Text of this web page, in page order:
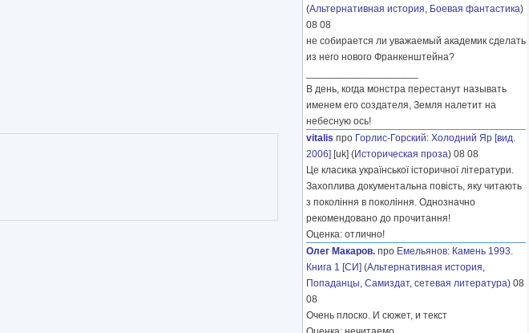
(Альтернативная история, Боевая фантастика)
08 08
не собирается ли уважаемый академик сделать
из него нового Франкенштейна?
В день, когда монстра перестанут называть
именем его создателя, Земля налетит на
небесную ось!
vitalis про Горлис-Горский: Холодний Яр [вид.
2006] [uk] (Историческая проза) 08 08
Це класика української історичної літератури.
Захоплива документальна повість, яку читають
з покоління в покоління. Однозначно
рекомендовано до прочитання!
Оценка: отлично!
Олег Макаров. про Емельянов: Камень 1993.
Книга 1 [СИ] (Альтернативная история,
Попаданцы, Самиздат, сетевая литература) 08
08
Очень плоско. И сюжет, и текст